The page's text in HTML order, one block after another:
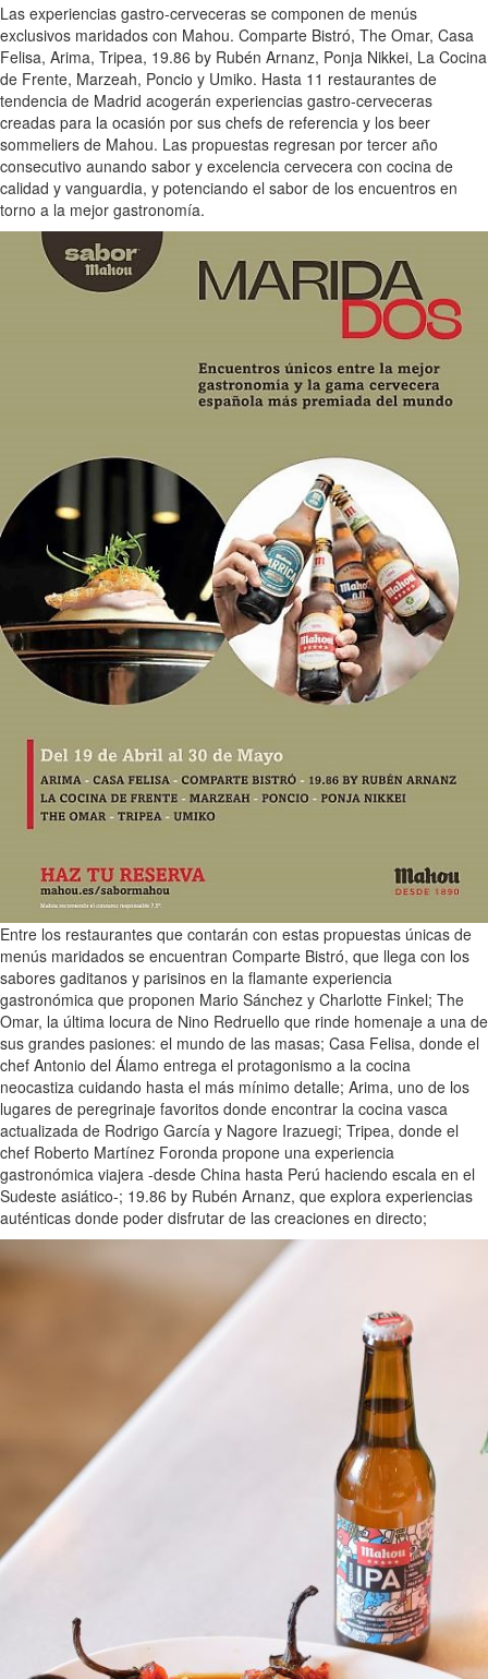
Las experiencias gastro-cerveceras se componen de menús
exclusivos maridados con Mahou. Comparte Bistró, The Omar, Casa
Felisa, Arima, Tripea, 19.86 by Rubén Arnanz, Ponja Nikkei, La Cocina
de Frente, Marzeah, Poncio y Umiko. Hasta 11 restaurantes de
tendencia de Madrid acogerán experiencias gastro-cerveceras
creadas para la ocasión por sus chefs de referencia y los beer
sommeliers de Mahou. Las propuestas regresan por tercer año
consecutivo aunando sabor y excelencia cervecera con cocina de
calidad y vanguardia, y potenciando el sabor de los encuentros en
torno a la mejor gastronomía.
Entre los restaurantes que contarán con estas propuestas únicas de
menús maridados se encuentran Comparte Bistró, que llega con los
sabores gaditanos y parisinos en la flamante experiencia
gastronómica que proponen Mario Sánchez y Charlotte Finkel; The
Omar, la última locura de Nino Redruello que rinde homenaje a una de
sus grandes pasiones: el mundo de las masas; Casa Felisa, donde el
chef Antonio del Álamo entrega el protagonismo a la cocina
neocastiza cuidando hasta el más mínimo detalle; Arima, uno de los
lugares de peregrinaje favoritos donde encontrar la cocina vasca
actualizada de Rodrigo García y Nagore Irazuegi; Tripea, donde el
chef Roberto Martínez Foronda propone una experiencia
gastronómica viajera -desde China hasta Perú haciendo escala en el
Sudeste asiático-; 19.86 by Rubén Arnanz, que explora experiencias
auténticas donde poder disfrutar de las creaciones en directo;